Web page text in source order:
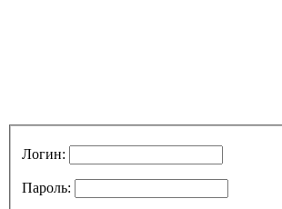
Логин:
Пароль: